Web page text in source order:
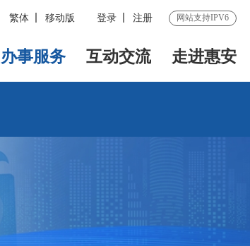
繁体 移动版 登录 注册 网站支持IPV6
办事服务 互动交流 走进惠安